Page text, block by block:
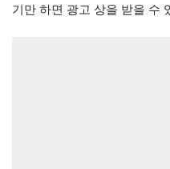
기만 하면 광고 상을 받을 수